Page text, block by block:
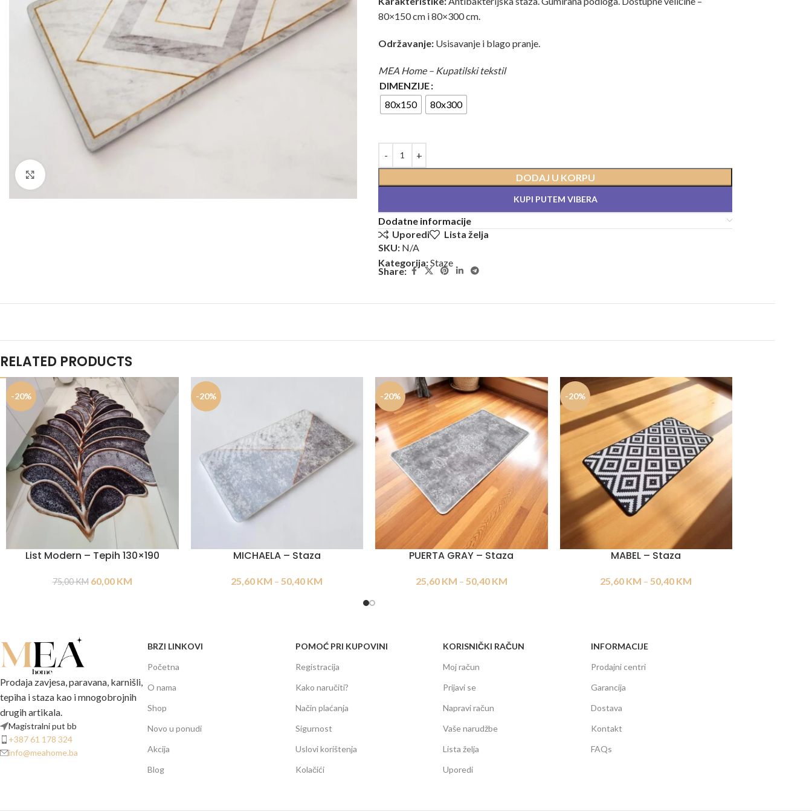
80×150 cm i 80×300 cm.
Održavanje: Usisavanje i blago pranje.
MEA Home – Kupatilski tekstil
DIMENZIJE
80x150
80x300
DODAJ U KORPU
KUPI PUTEM VIBERA
Dodatne informacije
Uporedi
Lista želja
SKU: N/A
Kategorija:Staze
Share:
RELATED PRODUCTS
-20%
List Modern – Tepih 130×190
75,00KM 60,00 KM
-20%
MICHAELA – Staza
25,60 KM – 50,40 KM
-20%
PUERTA GRAY – Staza
25,60 KM – 50,40 KM
-20%
MABEL – Staza
25,60 KM – 50,40 KM
Prodaja zavjesa, paravana, karnišli,
tepiha i staza kao i mnogobrojnih
drugih artikala.
Magistralni put bb
+387 61 178 324
info@meahome.ba
BRZI LINKOVI
Početna
O nama
Shop
Novo u ponudi
Akcija
Blog
POMOĆ PRI KUPOVINI
Registracija
Kako naručiti?
Način plaćanja
Sigurnost
Uslovi korištenja
Kolačići
KORISNIČKI RAČUN
Moj račun
Prijavi se
Napravi račun
Vaše narudžbe
Lista želja
Uporedi
INFORMACIJE
Prodajni centri
Garancija
Dostava
Kontakt
FAQs